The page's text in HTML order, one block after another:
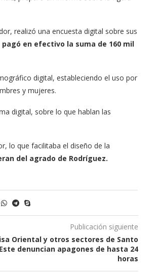
realizó una encuesta digital sobre sus
pagó en efectivo la suma de 160 mil
digital, estableciendo el uso por
y mujeres.
digital, sobre lo que hablan las
lo que facilitaba el diseño de la
del agrado de Rodríguez.
Publicación siguiente
Oriental y otros sectores de Santo
denuncian apagones de hasta 24
horas